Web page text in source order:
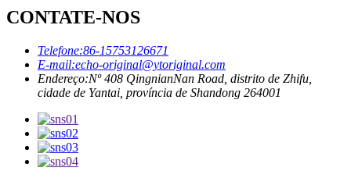
CONTATE-NOS
Telefone:86-15753126671
E-mail:echo-original@ytoriginal.com
Endereço:Nº 408 QingnianNan Road, distrito de Zhifu,
cidade de Yantai, província de Shandong 264001